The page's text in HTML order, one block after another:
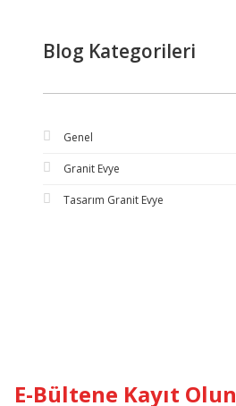
Blog Kategorileri
Genel
Granit Evye
Tasarım Granit Evye
E-Bültene Kayıt Olun